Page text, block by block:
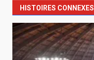
HISTOIRES CONNEXES